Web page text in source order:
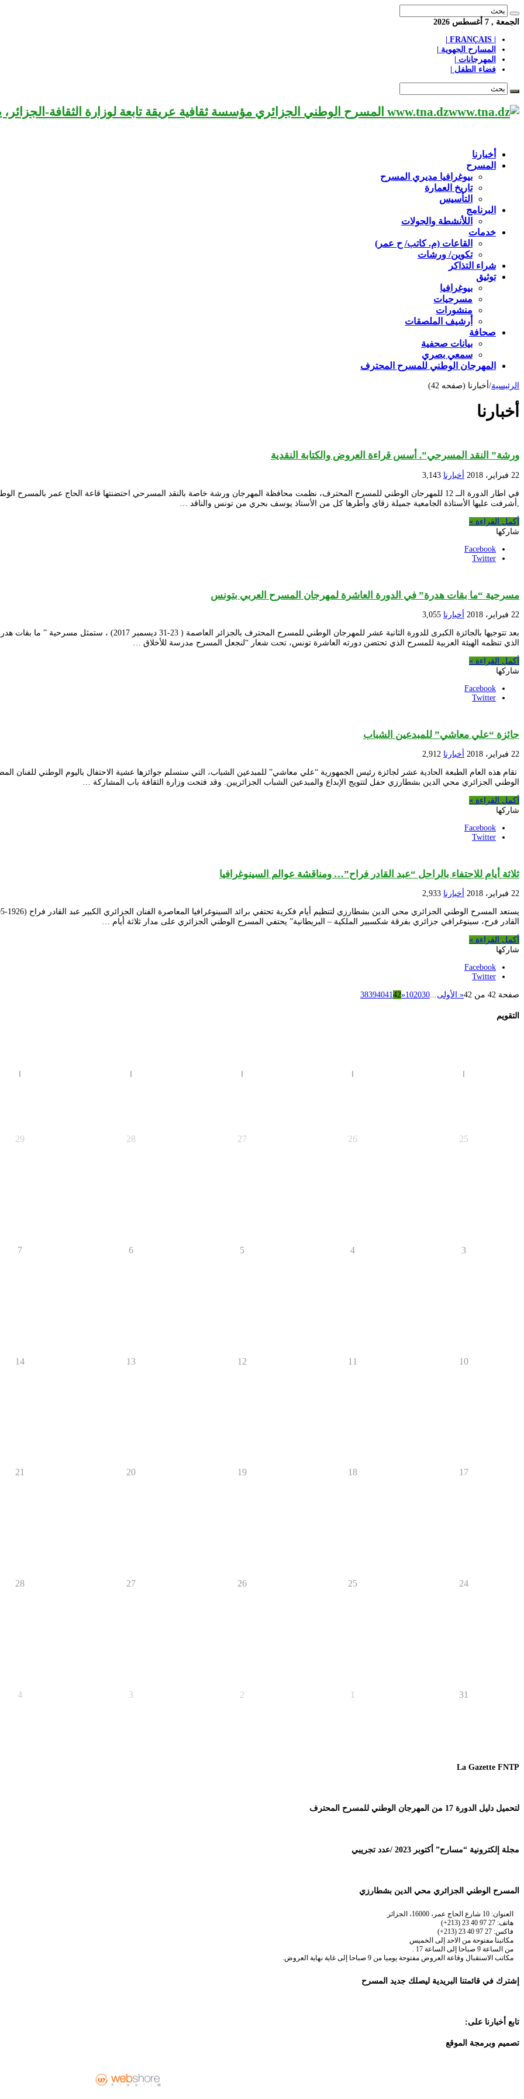
الجمعة , 7 أغسطس 2026
المسارح الجهوية |
المهرجانات |
فضاء الطفل |
www.tna.dz المسرح الوطني الجزائري مؤسسة ثقافية عريقة تابعة لوزارة الثقافة-الجزائر، يحمل اسم العميد «محي الدين بشطارزي».
أخبارنا
المسرح
بيوغرافيا مديري المسرح
تاريخ العمارة
التأسيس
البرنامج
اللأنشطة والجولات
خدمات
القاعات (م. كاتب/ ح عمر)
تكوين/ ورشات
شراء التذاكر
توثيق
بيوغرافيا
مسرحيات
منشورات
أرشيف الملصقات
صحافة
بيانات صحفية
سمعي بصري
المهرجان الوطني للمسرح المحترف
الرئيسية/ أخبارنا (صفحه 42)
أخبارنا
ورشة” النقد المسرحي”. أسس قراءة العروض والكتابة النقدية
22 فبراير، 2018 أخبارنا 3,143
,أشرفت عليها الأستاذة الجامعية جميلة زقاي وأطرها كل من الأستاذ يوسف بحري من تونس والناقد …
أكمل القراءة »
شاركها
Facebook
Twitter
مسرحية “ما بقات هدرة” في الدورة العاشرة لمهرجان المسرح العربي بتونس
22 فبراير، 2018 أخبارنا 3,055
بعد تتوجيها بالجائزة الكبرى للدورة الثانية عشر للمهرجان الوطني
الذي تنظمه الهيئة العربية للمسرح الذي تحتضن دورته العاشرة تونس، تحت شعار “لنجعل المسرح مدرسة للأخلاق …
أكمل القراءة »
شاركها
Facebook
Twitter
جائزة “علي معاشي” للمبدعين الشباب
22 فبراير، 2018 أخبارنا 2,912
تقام هذه العام الطبعة الحادية عشر لجائزة رئيس الجمهورية “علي معاشي” للمبدعين الشباب، التي ستسلم جوائزها عشية الاحتفال باليوم الوطني
الوطني الجزائري محي الدين بشطارزي حفل لتتويج الإبداع والمبدعين الشباب الجزائريين. وقد فتحت وزارة الثقافة باب المشاركة …
أكمل القراءة »
شاركها
Facebook
Twitter
ثلاثة أيام للاحتفاء بالراحل “عبد القادر فراح”… ومناقشة عوالم السينوغرافيا
22 فبراير، 2018 أخبارنا 2,933
القادر فرح، سينوغرافي جزائري بفرقة شكسبير الملكية – البريطانية” يحتفي المسرح الوطني الجزائري على مدار ثلاثة أيام …
أكمل القراءة »
شاركها
Facebook
Twitter
صفحة 42 من 42 « الأولى...
102030
«
3839404142
التقويم
25
26
27
28
29
3
4
5
6
7
10
11
12
13
14
17
18
19
20
21
24
25
26
27
28
31
1
2
3
4
La Gazette FNTP
لتحميل دليل الدورة 17 من المهرجان الوطني للمسرح المحترف
مجلة إلكترونية “مسارح” أكتوبر 2023 /عدد تجريبي
المسرح الوطني الجزائري محي الدين بشطارزي
العنوان: 10 شارع الحاج عمر، 16000، الجزائر
هاتف: 27 97 40 23 (213+)
فاكس: 27 97 40 23 (213+)
مكاتبنا مفتوحة من الاحد إلى الخميس
من الساعة 9 صباحا إلى الساعة 17 .
مكاتب الاستقبال وقاعة العروض مفتوحة يوميا من 9 صباحا إلى غاية نهاية العروض.
إشترك في قائمتنا البريدية ليصلك جديد المسرح
تابع أخبارنا على:
تصميم وبرمجة الموقع